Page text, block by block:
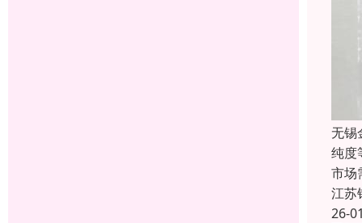
无锡
纯度
市场
江苏
26-